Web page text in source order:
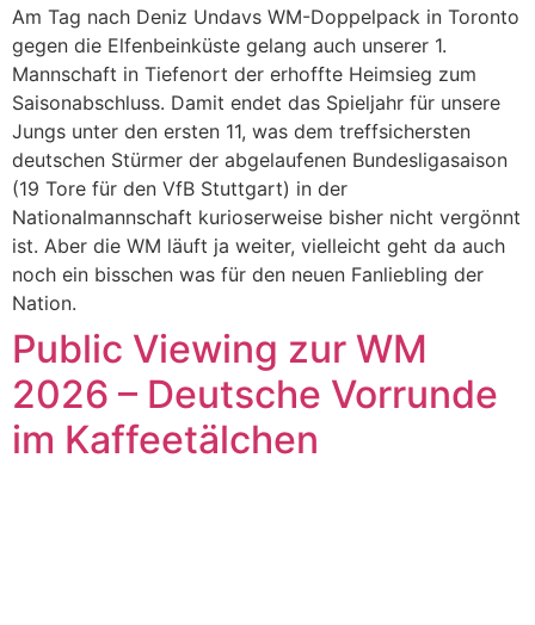
Am Tag nach Deniz Undavs WM-Doppelpack in Toronto
gegen die Elfenbeinküste gelang auch unserer 1.
Mannschaft in Tiefenort der erhoffte Heimsieg zum
Saisonabschluss. Damit endet das Spieljahr für unsere
Jungs unter den ersten 11, was dem treffsichersten
deutschen Stürmer der abgelaufenen Bundesligasaison
(19 Tore für den VfB Stuttgart) in der
Nationalmannschaft kurioserweise bisher nicht vergönnt
ist. Aber die WM läuft ja weiter, vielleicht geht da auch
noch ein bisschen was für den neuen Fanliebling der
Nation.
Public Viewing zur WM
2026 – Deutsche Vorrunde
im Kaffeetälchen